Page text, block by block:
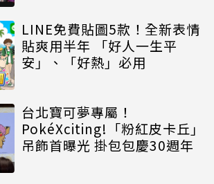
LINE免費貼圖5款！全新表情
貼爽用半年 「好人一生平
安」、「好熱」必用
台北寶可夢專屬！
PokéXciting!「粉紅皮卡丘」
吊飾首曝光 掛包包慶30週年